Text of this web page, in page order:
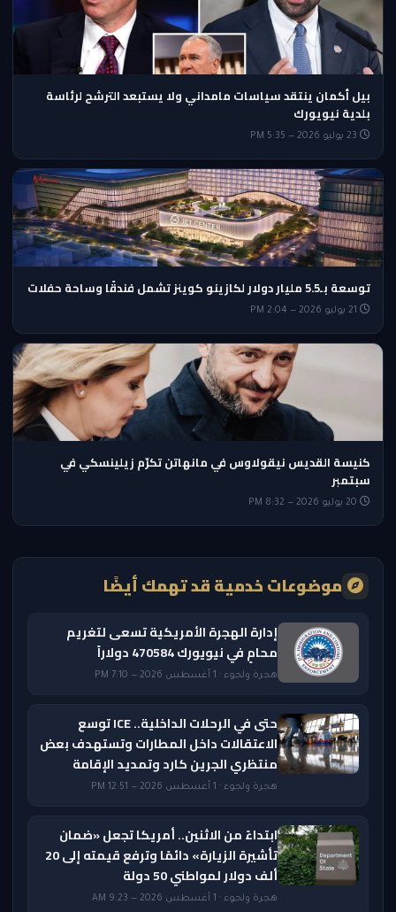
بيل أكمان ينتقد سياسات مامداني ولا يستبعد الترشح لرئاسة
بلدية نيويورك
توسعة بـ5.5 مليار دولار لكازينو كوينز تشمل فندقًا وساحة حفلات
كنيسة القديس نيقولاوس في مانهاتن تكرّم زيلينسكي في
سبتمبر
موضوعات خدمية قد تهمك أيضًا
إدارة الهجرة الأمريكية تسعى لتغريم
محامٍ في نيويورك 470584 دولاراً
هجرة ولجوء · 1 أغسطس 2026 — 7:10 PM
حتى في الرحلات الداخلية.. ICE توسع
الاعتقالات داخل المطارات وتستهدف بعض
منتظري الجرين كارد وتمديد الإقامة
هجرة ولجوء · 1 أغسطس 2026 — 12:51 PM
ابتداءً من الاثنين.. أمريكا تجعل «ضمان
تأشيرة الزيارة» دائمًا وترفع قيمته إلى 20
ألف دولار لمواطني 50 دولة
هجرة ولجوء · 1 أغسطس 2026 — 9:23 AM